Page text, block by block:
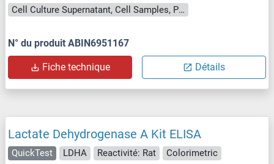
Cell Culture Supernatant, Cell Samples, Plasma, Serum, Tissue Lysate
N° du produit ABIN6951167
Fiche technique Détails
Lactate Dehydrogenase A Kit ELISA
QuickTest LDHA Reactivité: Rat
Colorimetric